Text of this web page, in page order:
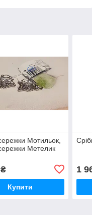
Мотильок,
Метелик
Купити
1